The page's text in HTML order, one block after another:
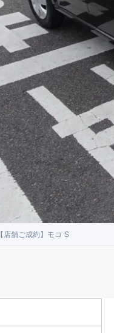
【店舗ご成約】モコ S